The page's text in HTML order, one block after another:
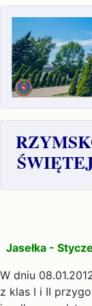
Jasełka -
W dniu
z klas I i II